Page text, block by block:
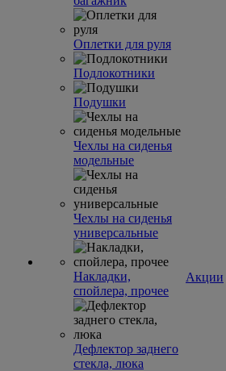
Оплетки для руля
Подлокотники
Подушки
Чехлы на сиденья
модельные
Чехлы на сиденья
универсальные
Накладки,
спойлера, прочее
Дефлектор заднего
стекла, люка
Акции